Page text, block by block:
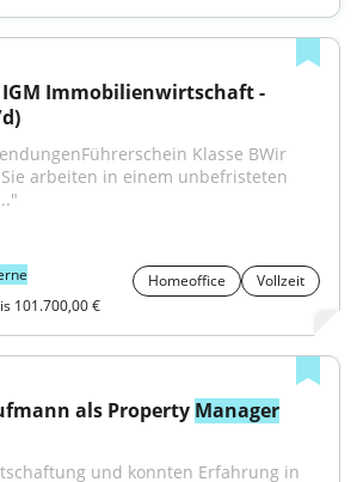
IGM Immobilienwirtschaft -
Klasse BWir
arbeiten in einem unbefristeten
Homeoffice
Vollzeit
101.700,00 €
als Property Manager
und konnten Erfahrung in